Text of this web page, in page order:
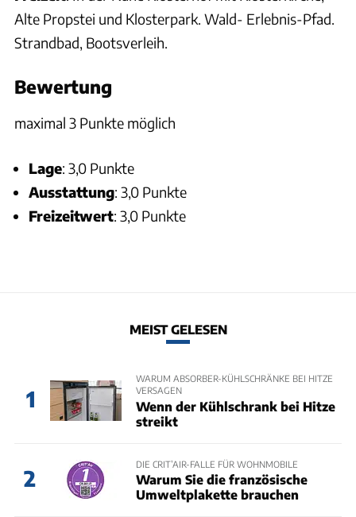
Alte Propstei und Klosterpark. Wald- Erlebnis-Pfad.
Strandbad, Bootsverleih.
Bewertung
maximal 3 Punkte möglich
Lage: 3,0 Punkte
Ausstattung: 3,0 Punkte
Freizeitwert: 3,0 Punkte
MEIST GELESEN
1
WARUM ABSORBER-KÜHLSCHRÄNKE BEI HITZE
VERSAGEN
Wenn der Kühlschrank bei Hitze
streikt
2
DIE CRIT’AIR-FALLE FÜR WOHNMOBILE
Warum Sie die französische
Umweltplakette brauchen